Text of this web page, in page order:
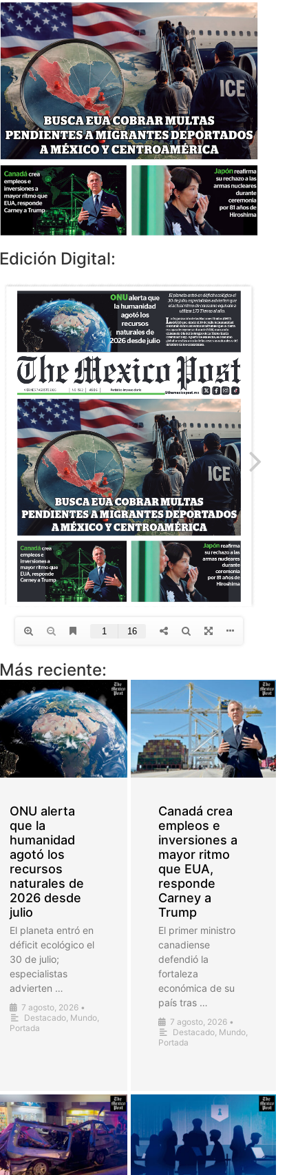
Edición Digital:
Más reciente:
ONU alerta
que la
humanidad
agotó los
recursos
naturales de
2026 desde
julio
El planeta entró en
déficit ecológico el
30 de julio;
especialistas
advierten …
7 agosto, 2026 •
Destacado Mundo
Portada
Canadá crea
empleos e
inversiones a
mayor ritmo
que EUA,
responde
Carney a
Trump
El primer ministro
canadiense
defendió la
fortaleza
económica de su
país tras …
7 agosto, 2026 •
Destacado Mundo
Portada